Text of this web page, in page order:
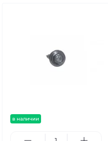
в наличии